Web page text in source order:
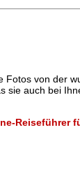
Fotos von der
sie auch bei
Reiseführer